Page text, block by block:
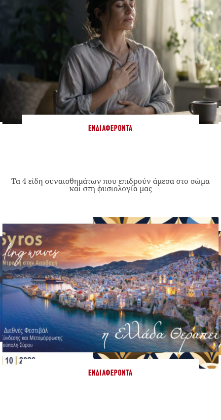
ΕΝΔΙΑΦΈΡΟΝΤΑ
Τα 4 είδη συναισθημάτων που επιδρούν άμεσα στο σώμα
και στη φυσιολογία μας
ΕΝΔΙΑΦΈΡΟΝΤΑ